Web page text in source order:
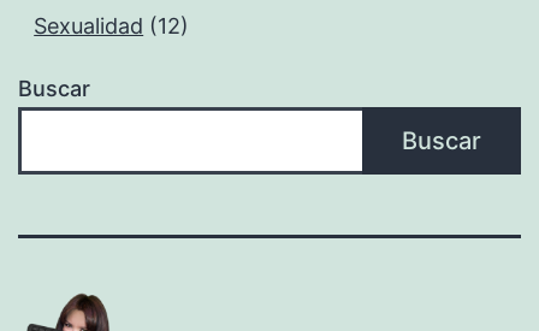
Sexualidad (12)
Buscar
Buscar